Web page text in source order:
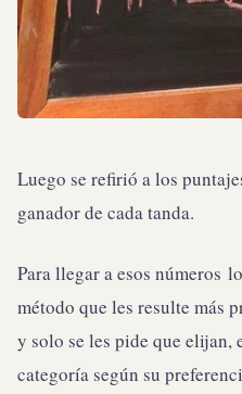
Luego se refirió a los
ganador de cada tanda.
Para llegar a esos números
método que les resulte más
y solo se les pide que elijan,
categoría según su